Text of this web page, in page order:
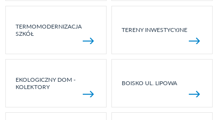
TERMOMODERNIZACJA
SZKÓŁ
TERENY INWESTYCYJNE
EKOLOGICZNY DOM -
KOLEKTORY
BOISKO UL. LIPOWA